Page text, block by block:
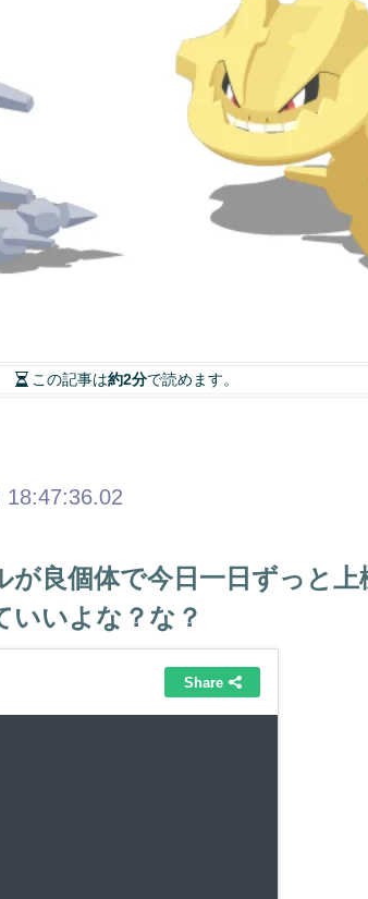
この記事は約2分で読めます。
18:47:36.02
良個体で今日一日ずっと上
いいよな？な？